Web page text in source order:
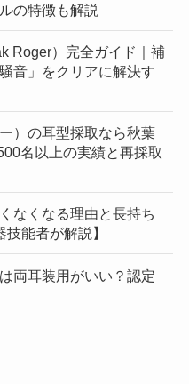
の特徴も解説
Roger）完全ガイド｜補
音」をクリアに解決す
）の耳型採取なら秋葉
名以上の実績と再採取
なくなる理由と長持ち
能者が解説】
両耳装用がいい？認定